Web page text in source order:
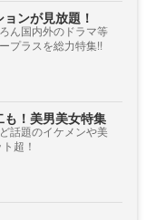
ンが見放題！
ん国内外のドラマ等
プラスを総力特集!!
！美男美女特集
話題のイケメンや美
超！